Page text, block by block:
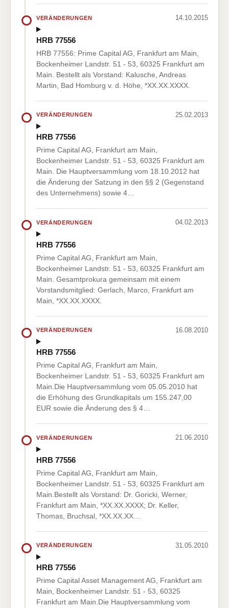
VERÄNDERUNGEN 14.10.2015
HRB 77556
HRB 77556: Prime Capital AG, Frankfurt am Main,
Bockenheimer Landstr. 51 - 53, 60325 Frankfurt am
Main. Bestellt als Vorstand: Kalusche, Andreas
Martin, Bad Homburg v. d. Höhe, *XX.XX.XXXX.
VERÄNDERUNGEN 25.02.2013
HRB 77556
Prime Capital AG, Frankfurt am Main,
Bockenheimer Landstr. 51 - 53, 60325 Frankfurt am
Main. Die Hauptversammlung vom 18.10.2012 hat
die Änderung der Satzung in den §§ 2 (Gegenstand
des Unternehmens) sowie 4…
VERÄNDERUNGEN 04.02.2013
HRB 77556
Prime Capital AG, Frankfurt am Main,
Bockenheimer Landstr. 51 - 53, 60325 Frankfurt am
Main. Gesamtprokura gemeinsam mit einem
Vorstandsmitglied: Gerlach, Marco, Frankfurt am
Main, *XX.XX.XXXX.
VERÄNDERUNGEN 16.08.2010
HRB 77556
Prime Capital AG, Frankfurt am Main,
Bockenheimer Landstr. 51 - 53, 60325 Frankfurt am
Main.Die Hauptversammlung vom 05.05.2010 hat
die Erhöhung des Grundkapitals um 155.247,00
EUR sowie die Änderung des § 4…
VERÄNDERUNGEN 21.06.2010
HRB 77556
Prime Capital AG, Frankfurt am Main,
Bockenheimer Landstr. 51 - 53, 60325 Frankfurt am
Main.Bestellt als Vorstand: Dr. Goricki, Werner,
Frankfurt am Main, *XX.XX.XXXX; Dr. Keller,
Thomas, Bruchsal, *XX.XX.XX…
VERÄNDERUNGEN 31.05.2010
HRB 77556
Prime Capital Asset Management AG, Frankfurt am
Main, Bockenheimer Landstr. 51 - 53, 60325
Frankfurt am Main.Die Hauptversammlung vom